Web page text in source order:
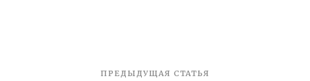
ПРЕДЫДУЩАЯ СТАТЬЯ